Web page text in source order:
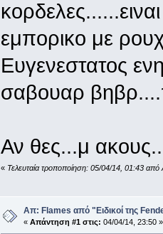
εμπορικο με
Ευγενεστατος
σαβουαρ
Αν θες...μ
« Τελευταία τροποποίηση: 05/04/14, 01:43
Απ: Flames από "Ειδικοί της
« Απάντηση #1 στις: 04/04/14, 23:50 »